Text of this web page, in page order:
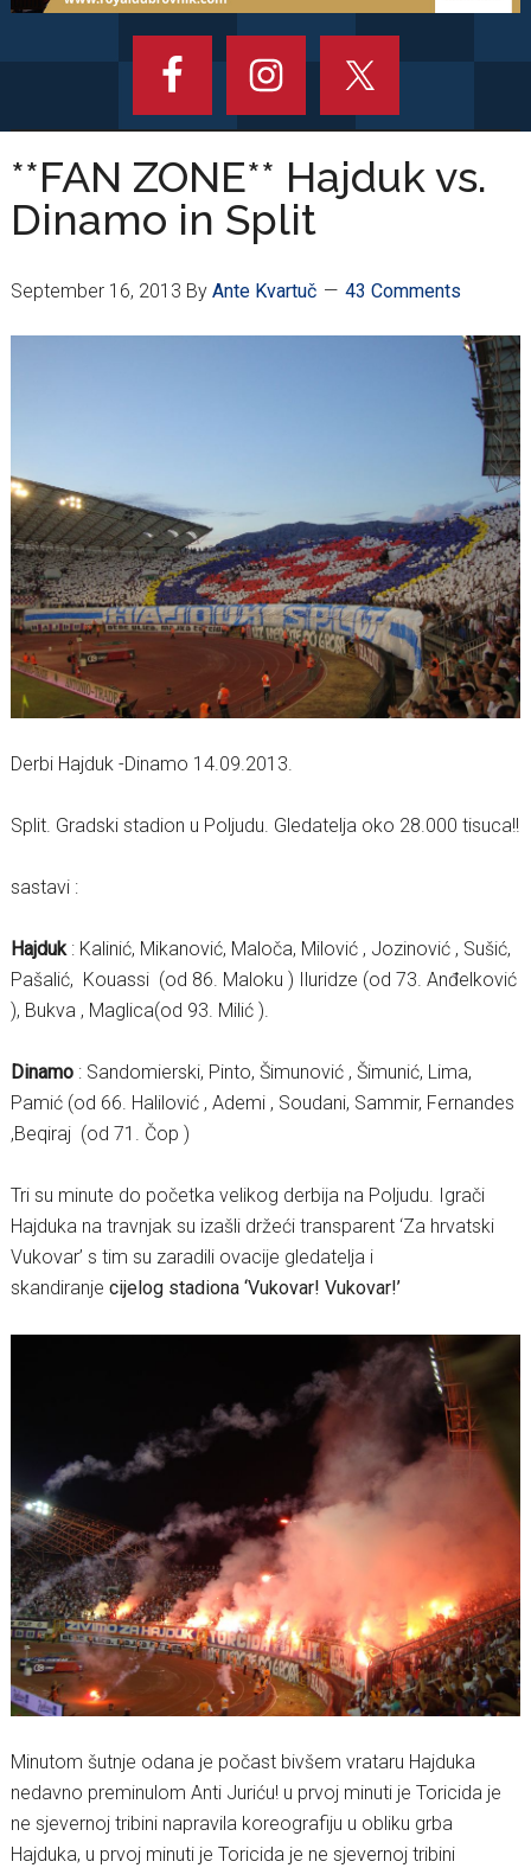
**FAN ZONE** Hajduk vs.
Dinamo in Split
September 16, 2013 By Ante Kvartuč 43 Comments
Derbi Hajduk -Dinamo 14.09.2013.
Split. Gradski stadion u Poljudu. Gledatelja oko 28.000 tisuca!!
sastavi :
Hajduk: Kalinić, Mikanović, Maloča, Milović , Jozinović , Sušić,
Pašalić, Kouassi (od 86. Maloku ) Iluridze (od 73. Anđelković
), Bukva , Maglica(od 93. Milić ).
Dinamo: Sandomierski, Pinto, Šimunović , Šimunić, Lima,
Pamić (od 66. Halilović , Ademi , Soudani, Sammir, Fernandes
,Beqiraj (od 71. Čop )
Tri su minute do početka velikog derbija na Poljudu. Igrači
Hajduka na travnjak su izašli držeći transparent ‘Za hrvatski
Vukovar’ s tim su zaradili ovacije gledatelja i
skandiranje cijelog stadiona ‘Vukovar! Vukovar!’
Minutom šutnje odana je počast bivšem vrataru Hajduka
nedavno preminulom Anti Juriću! u prvoj minuti je Toricida je
ne sjevernoj tribini napravila koreografiju u obliku grba
Hajduka, u prvoj minuti je Toricida je ne sjevernoj tribini